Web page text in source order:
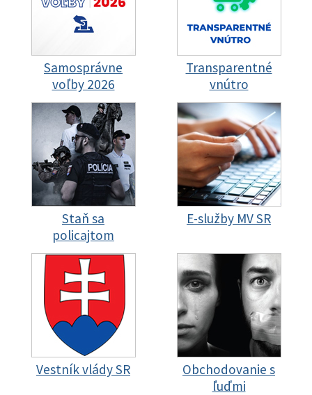
Samosprávne
voľby 2026
Transparentné
vnútro
Staň sa
policajtom
E-služby MV SR
Vestník vlády SR
Obchodovanie s
ľuďmi